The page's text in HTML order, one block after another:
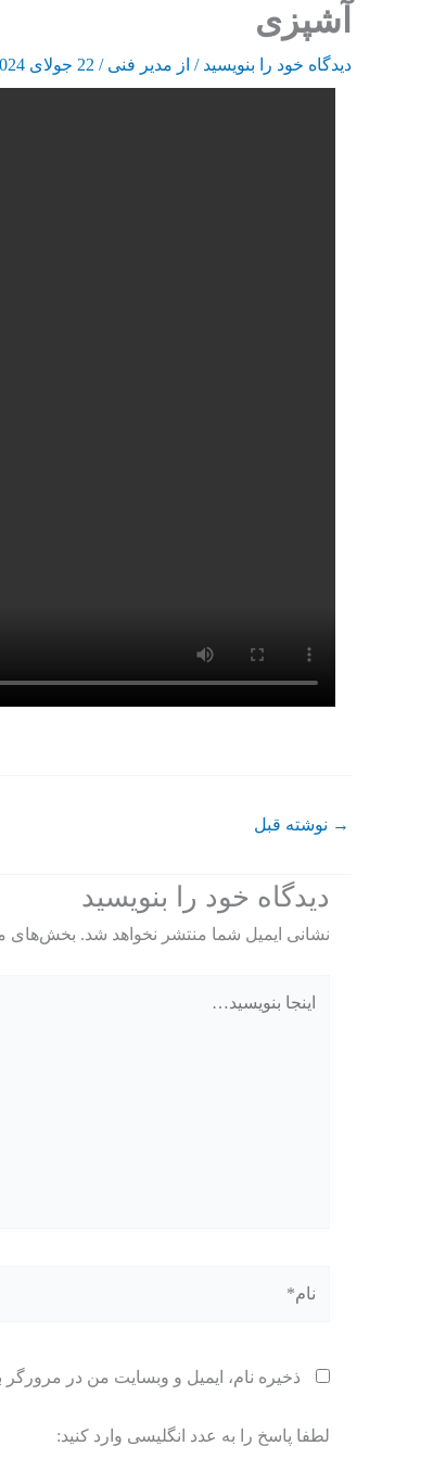
آشپزی
دیدگاه‌ خود را بنویسید / از مدیر فنی/ 22 جولای 2024
→ نوشته قبل
دیدگاه‌ خود را بنویسید
نشانی ایمیل شما منتشر نخواهد شد. بخش‌های
بنویسید…
ذخیره نام، ایمیل و وبسایت من در
لطفا پاسخ را به عدد انگلیسی وارد کنید: